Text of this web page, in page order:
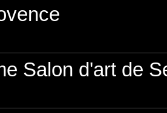
Salon d'art de